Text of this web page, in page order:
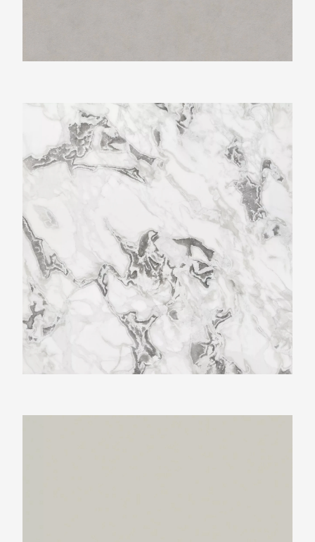
Neolith Whitehaven